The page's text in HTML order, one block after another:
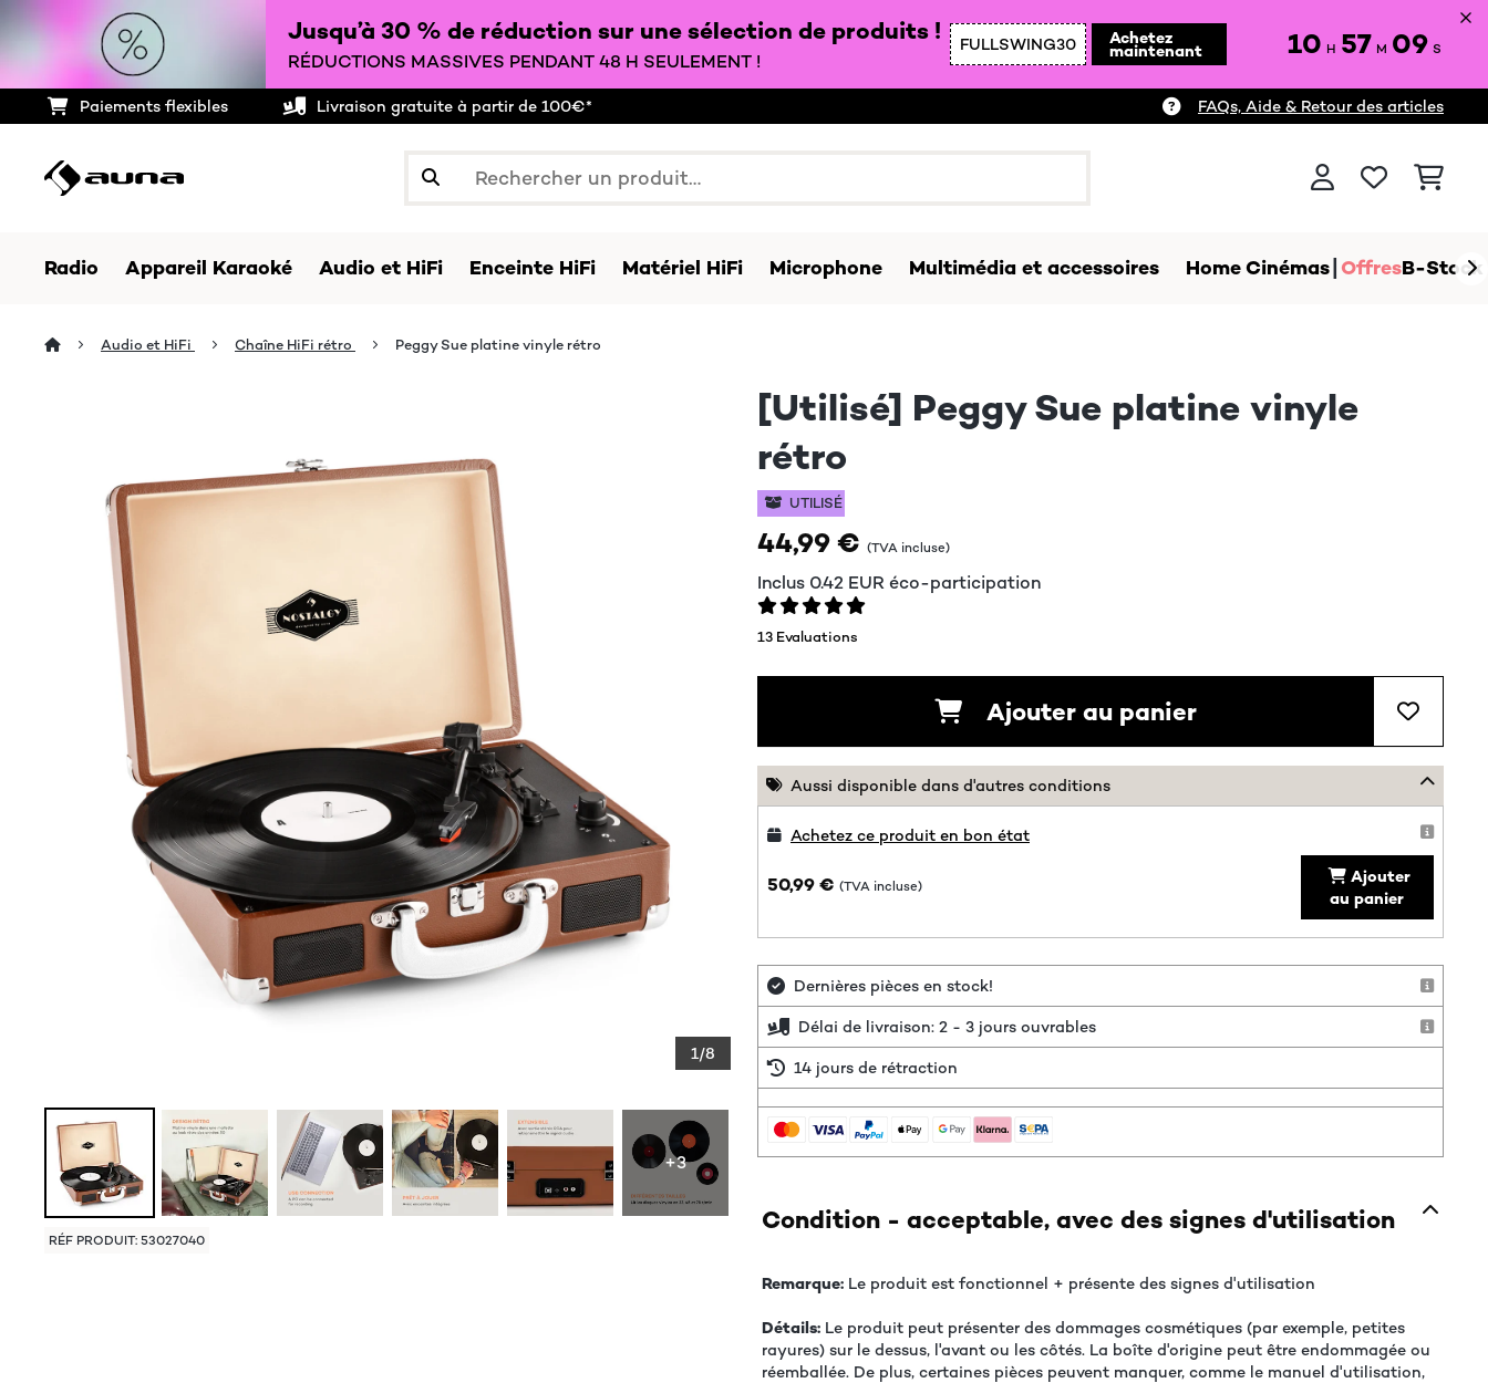
Jusqu’à 30 % de réduction sur une sélection de produits !
RÉDUCTIONS MASSIVES PENDANT 48 H SEULEMENT !
FULLSWING30 Achetez
maintenant 10 H 57 M 07 S
Paiements flexibles Livraison gratuite à partir de 100€* FAQs, Aide & Retour des articles
Radio Appareil Karaoké Audio et HiFi Enceinte HiFi Matériel HiFi Microphone Multimédia et accessoires Home Cinémas OffresB-Stock
Audio et HiFi Chaîne HiFi rétro Peggy Sue platine vinyle rétro
1/8
+3
RÉF PRODUIT: 53027040
[Utilisé] Peggy Sue platine vinyle
rétro
UTILISÉ
44,99 € (TVA incluse)
Inclus 0.42 EURéco-participation
13 Evaluations
Ajouter au panier
Aussi disponible dans d'autres conditions
Achetez ce produit en bon état
50,99 € (TVA incluse)
Ajouter
au panier
Dernières pièces en stock!
Délai de livraison: 2 - 3 jours ouvrables
14 jours de rétraction
Condition - acceptable, avec des signes d'utilisation
Remarque: Le produit est fonctionnel + présente des signes d'utilisation
Détails: Le produit peut présenter des dommages cosmétiques (par exemple, petites
rayures) sur le dessus, l'avant ou les côtés. La boîte d'origine peut être endommagée ou
réemballée. De plus, certaines pièces peuvent manquer, comme le manuel d'utilisation,